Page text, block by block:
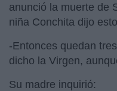
anunció la muerte de
niña Conchita dijo
-Entonces quedan
dicho la Virgen,
Su madre inquirió: